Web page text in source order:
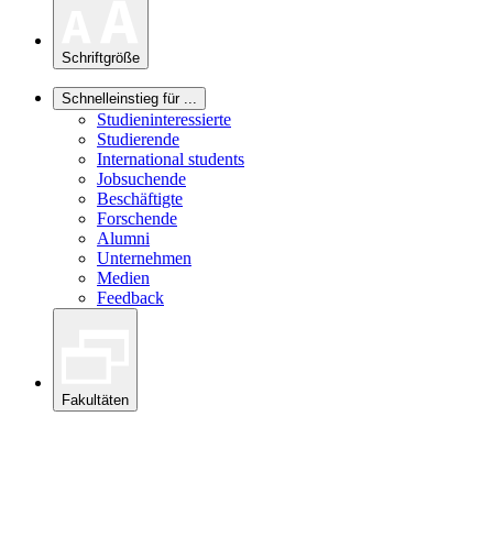
Schriftgröße
Schnelleinstieg für ...
Studieninteressierte
Studierende
International students
Jobsuchende
Beschäftigte
Forschende
Alumni
Unternehmen
Medien
Feedback
Fakultäten